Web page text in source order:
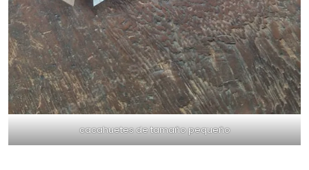
cacahuetes de tamaño pequeño